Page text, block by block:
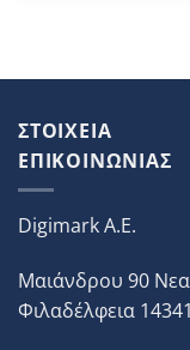
ΣΤΟΙΧΕΙΑ
ΕΠΙΚΟΙΝΩΝΙΑΣ
Digimark A.E.
Μαιάνδρου 90 Νεα
Φιλαδέλφεια 14341